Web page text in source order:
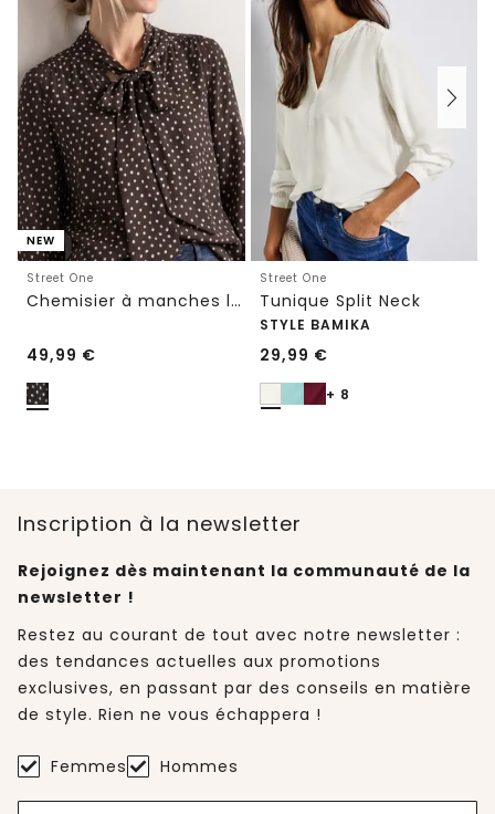
NEW
Street One
Chemisier à manches longues avec nœud décoratif
49,99 €
Street One
Tunique Split Neck
STYLE BAMIKA
29,99 €
+ 8
Inscription à la newsletter
Rejoignez dès maintenant la communauté de la
newsletter !
Restez au courant de tout avec notre newsletter :
des tendances actuelles aux promotions
exclusives, en passant par des conseils en matière
de style. Rien ne vous échappera !
Femmes Hommes